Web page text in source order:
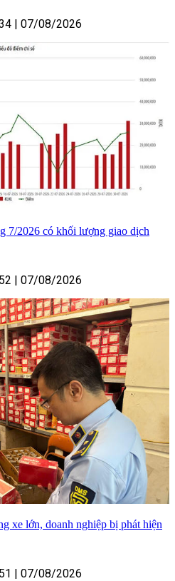
07/08/2026
7/2026 có khối lượng giao dịch
| 07/08/2026
xe lớn, doanh nghiệp bị phát hiện
| 07/08/2026